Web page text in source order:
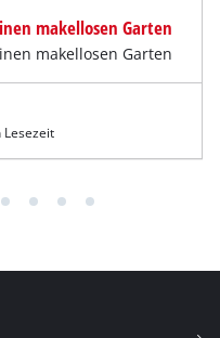
makellosen Garten
makellosen Garten
Lesezeit